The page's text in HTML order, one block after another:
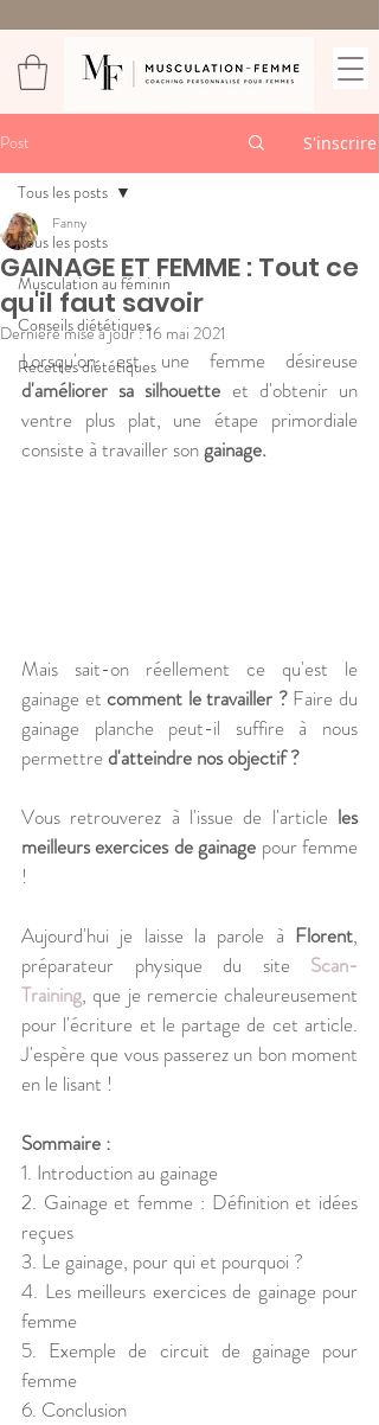
Post S'inscrire
Tous les posts
Musculation au féminin
Conseils diététiques
Recettes diététiques
Tous les posts
GAINAGE ET FEMME : Tout ce
qu'il faut savoir
Fanny
Dernière mise à jour :16 mai 2021
d'améliorer sa silhouette et d'obtenir un
ventre plus plat, une étape primordiale
consiste à travailler son gainage.
Mais sait-on réellement ce qu'est le
gainage et comment le travailler ? Faire du
gainage planche peut-il suffire à nous
permettre d'atteindre nos objectif ?
Vous retrouverez à l'issue de l'article les
meilleurs exercices de gainage pour femme
!
Aujourd'hui je laisse la parole à Florent,
préparateur physique du site Scan-
Training, que je remercie chaleureusement
pour l'écriture et le partage de cet article.
J'espère que vous passerez un bon moment
en le lisant !
Sommaire :
1. Introduction au gainage
2. Gainage et femme : Définition et idées
reçues
3. Le gainage, pour qui et pourquoi ?
4. Les meilleurs exercices de gainage pour
femme
5. Exemple de circuit de gainage pour
femme
6. Conclusion